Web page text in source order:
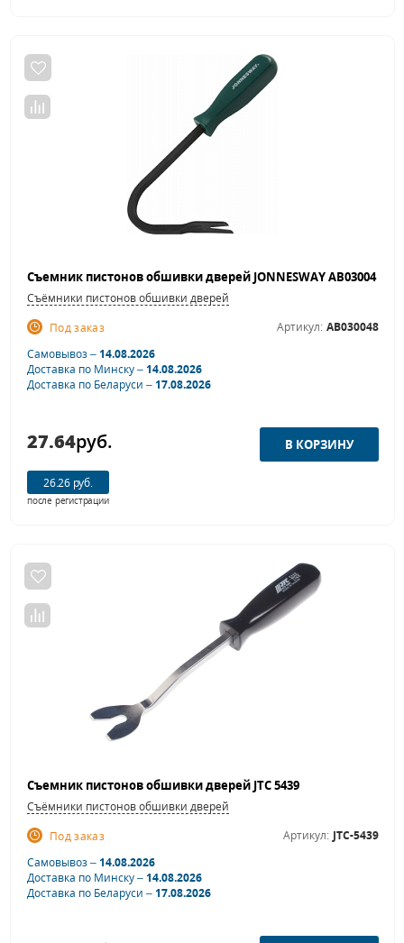
Съёмники пистонов обшивки дверей
Под заказ
Артикул: AB030048
Самовывоз –14.08.2026
Доставка по Минску –14.08.2026
Доставка по Беларуси –17.08.2026
27.64руб.
26.26 руб.
после регистрации
Съемник пистонов обшивки дверей JTC 5439
Съёмники пистонов обшивки дверей
Под заказ
Артикул: JTC-5439
Самовывоз –14.08.2026
Доставка по Минску –14.08.2026
Доставка по Беларуси –17.08.2026